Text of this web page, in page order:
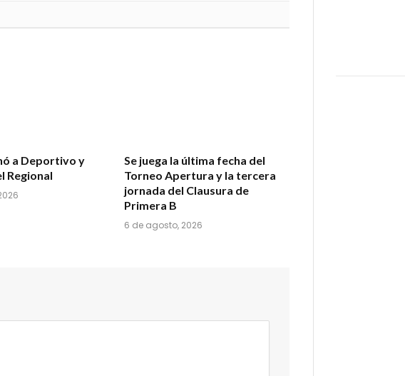
a Deportivo y
Regional
Se juega la última fecha del
Torneo Apertura y la tercera
jornada del Clausura de
Primera B
6 de agosto, 2026